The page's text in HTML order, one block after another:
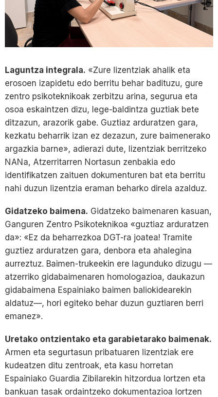
Laguntza integrala. «Zure lizentziak ahalik eta
erosoen izapidetu edo berritu behar badituzu, gure
zentro psikoteknikoak zerbitzu arina, segurua eta
osoa eskaintzen dizu, lege-baldintza guztiak bete
ditzazun, arazorik gabe. Guztiaz arduratzen gara,
kezkatu beharrik izan ez dezazun, zure baimenerako
argazkia barne», adierazi dute, lizentziak berritzeko
NANa, Atzerritarren Nortasun zenbakia edo
identifikatzen zaituen dokumenturen bat eta berritu
nahi duzun lizentzia eraman beharko direla azalduz.
Gidatzeko baimena. Gidatzeko baimenaren kasuan,
Ganguren Zentro Psikoteknikoa «guztiaz arduratzen
da»: «Ez da beharrezkoa DGT-ra joatea! Tramite
guztiez arduratzen gara, denbora eta ahalegina
aurreztuz. Baimen-trukeekin ere lagunduko dizugu —
atzerriko gidabaimenaren homologazioa, daukazun
gidabaimena Espainiako baimen baliokidearekin
aldatuz—, hori egiteko behar duzun guztiaren berri
emanez».
Uretako ontzientako eta garabietarako baimenak.
Armen eta segurtasun pribatuaren lizentziak ere
kudeatzen ditu zentroak, eta kasu horretan
Espainiako Guardia Zibilarekin hitzordua lortzen eta
bankuan tasak ordaintzeko dokumentazioa lortzen